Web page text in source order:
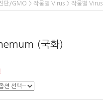
단/GMO > 작물별 Virus > 작물별 Virus
(국화)